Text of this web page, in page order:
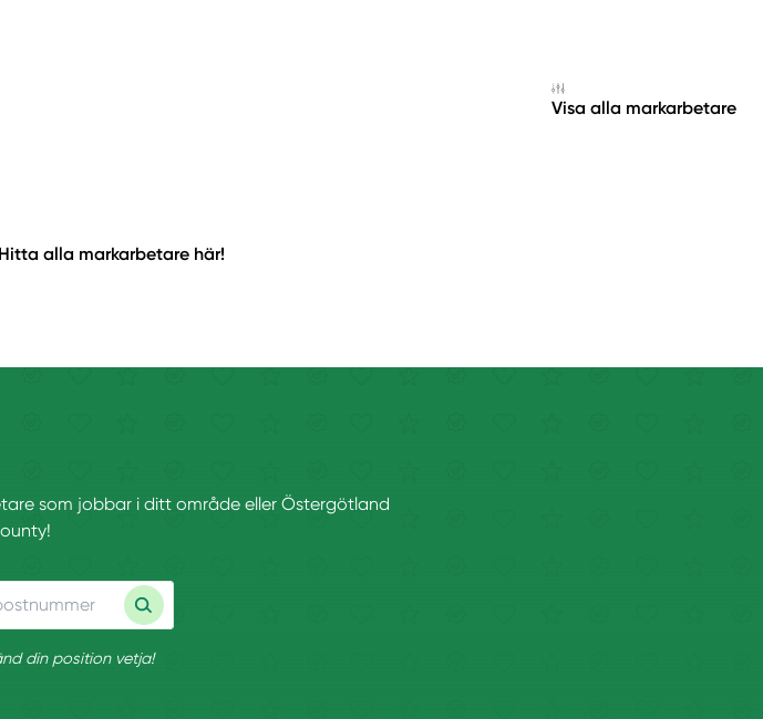
Visa alla markarbetare
Hitta alla markarbetare här!
som jobbar i ditt område eller Östergötland
din position vetja!